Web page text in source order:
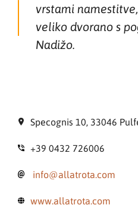
vrstami
veliko dvorano s
Nadižo.
Specognis 10, 33046
+39 0432 726006
info@allatrota.com
www.allatrota.com